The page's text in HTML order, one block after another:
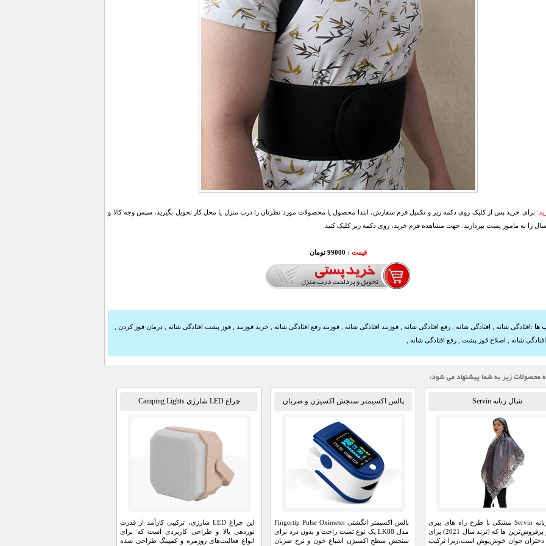
برای خرید پس از کلیک روی دکمه زیر و تکمیل فرم سفارش، ابتدا محصول یا محصولات مورد نظرتان را درب منزل یا محل کار تحویل بگیرید، سپس وجه کالا و
را به مامور پست بپردازید. جهت مشاهده فرم خرید، روی دکمه زیر کلیک کنید.
قیمت : 99000 تومان
ها :افتادگی شانه افتادگی شانه رفع افتادگی شانه قوزبند افتادگی شانه قوزبند رفع افتادگی شانه خرید قوزبند قوز پشت افتادگی شانه درمان قوز کردن
شانه
اصلاح قوز پشت رفع افتادگی شانه
شال زنانه Servin
شال زنانه Servin مشکی با طرح راه های ببری
یکی از پرفروش‌ترین ها که (ترند سال 2021) برای
دختران جوان خوش‌پوش است،زیرا ترکیب
پالس اکسیمتر سنجش اکسیژن و ضربان
پالس اکسیمتر انگشتی Fingertip Pulse Oximeter
مدل LK88 یک نوع تست راحت و بدون درد برای
سنجش سطح اکسیژن اشباع خون و نرخ ضربان
چراغ LED شارژی Camping Lights
این چراغ LED شارژی، ترکیبی کارآمد از قدرت
نوردهی بالا و طراحی کاربردی است که برای
انواع فعالیت‌های روزمره و کمپینگ طراحی شده